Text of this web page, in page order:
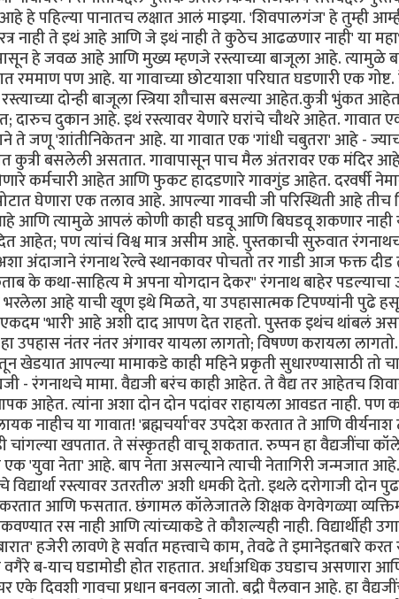
हे पहिल्या पानातच लक्षात आलं माझ्या. 'शिवपालगंज' हे तुम्ही
नाही ते इथं आहे आणि जे इथं नाही ते कुठेच आढळणार नाही' या
हे जवळ आहे आणि मुख्य म्हणजे रस्त्याच्या बाजूला आहे. त्यामुळे
पण आहे. या गावाच्या छोटयाशा परिघात घडणारी एक गोष्ट.
दोन्ही बाजूला स्त्रिया शौचास बसल्या आहेत.कुत्री भुंकत
दारुच दुकान आहे. इथं रस्त्यावर येणारे घरांचे चौथरे आहेत. गावात
ते जणू 'शांतीनिकेतन' आहे. या गावात एक 'गांधी चबुतरा' आहे -
कुत्री बसलेली असतात. गावापासून पाच मैल अंतरावर एक मंदिर
कर्मचारी आहेत आणि फुकट हादडणारे गावगुंड आहेत. दरवर्षी
घेणारा एक तलाव आहे. आपल्या गावची जी परिस्थिती आहे
आणि त्यामुळे आपलं कोणी काही घडवू आणि बिघडवू शकणार नाही
आहेत; पण त्यांचं विश्व मात्र असीम आहे. पुस्तकाची सुरुवात
अंदाजाने रंगनाथ रेल्वे स्थानकावर पोचतो तर गाडी आज फक्त
के कथा-साहित्य मे अपना योगदान देकर" रंगनाथ बाहेर
आहे याची खूण इथे मिळते, या उपहासात्मक टिपण्यांनी पुढे
एकदम 'भारी' आहे अशी दाद आपण देत राहतो. पुस्तक इथंच थांबलं
उपहास नंतर नंतर अंगावर यायला लागतो; विषण्ण करायला
खेडयात आपल्या मामाकडे काही महिने प्रकृती सुधारण्यासाठी
- रंगनाथचे मामा. वैद्यजी बरंच काही आहेत. ते वैद्य तर आहेतच
आहेत. त्यांना अशा दोन दोन पदांवर राहायला आवडत नाही. पण
नाहीच या गावात! 'ब्रह्मचर्या'वर उपदेश करतात ते आणि वीर्यनाश
चांगल्या खपतात. ते संस्कृतही वाचू शकतात. रुप्पन हा वैद्यजींचा
'युवा नेता' आहे. बाप नेता असल्याने त्याची नेतागिरी जन्मजात
रस्त्यावर उतरतील' अशी धमकी देतो. इथले दरोगाजी दोन
करतात आणि फसतात. छंगामल कॉलेजातले शिक्षक वेगवेगळ्या
रस नाही आणि त्यांच्याकडे ते कौशल्यही नाही. विद्यार्थीही
हजेरी लावणे हे सर्वात महत्त्वाचे काम, तेवढे ते इमानेइतबारे
वगैरे ब-याच घडामोडी होत राहतात. अर्धाअधिक उघडाच असणारा
एके दिवशी गावचा प्रधान बनवला जातो. बद्री पैलवान आहे. हा